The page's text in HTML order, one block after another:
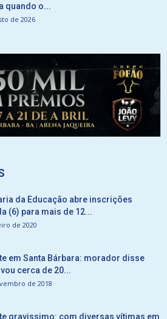
quando o...
de 2026
da Educação abre inscrições
(6) para mais de 12...
de 2020
em Santa Bárbara: morador disse
cerca de 20...
de 2018
gravissimo: com diversas vítimas em